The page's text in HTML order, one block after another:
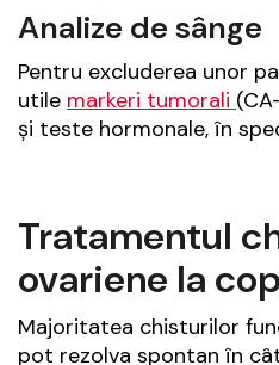
Analize de sânge
Pentru excluderea unor
utile markeri tumorali
și teste hormonale, în
Tratamentul
ovariene la
Majoritatea chisturilor
pot rezolva spontan în